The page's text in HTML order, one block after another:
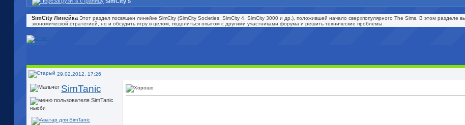
SimCity Линейка Этот раздел посвящен линейке SimCity (SimCity Societies, SimCity 4, SimCity 3000 и др.), положившей начало сверхпопулярного The Sims. В этом разделе
экономической стратегией, но и обсудить игру в целом, поделиться опытом с другими участниками форума и решить технические проблемы.
29.02.2012, 17:26
SimTanic
ньюби